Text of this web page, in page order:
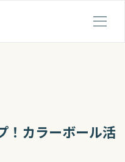
！カラーボール活